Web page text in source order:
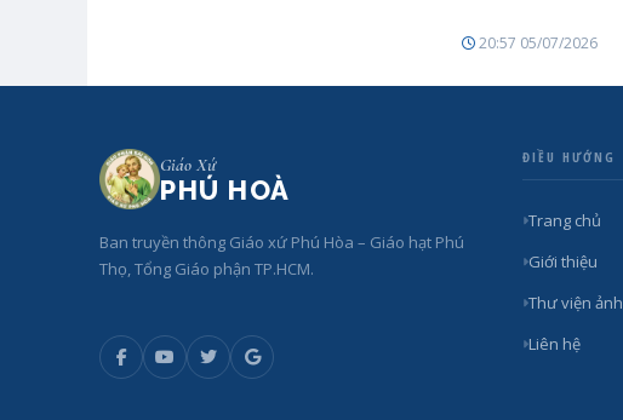
20:57 05/07/2026
Giáo Xứ
PHÚ HOÀ
Ban truyền thông Giáo xứ Phú Hòa – Giáo hạt Phú
Thọ, Tổng Giáo phận TP.HCM.
ĐIỀU HƯỚNG
Trang chủ
Giới thiệu
Thư viện ảnh
Liên hệ